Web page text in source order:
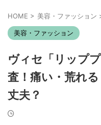
HOME > 美容・ファッション
美容・ファッション
ヴィセ「リップ
査！痛い・荒れ
丈夫？